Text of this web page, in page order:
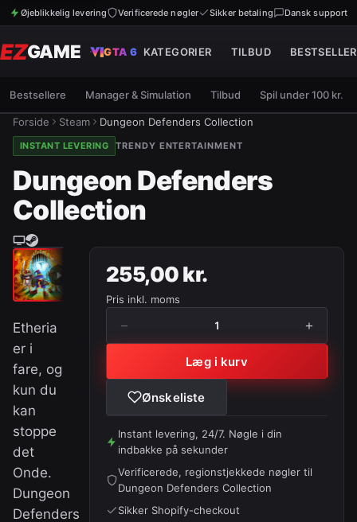
Øjeblikkelig levering Verificerede nøgler Sikker betaling Dansk support
EZGAME GTA 6 KATEGORIER TILBUD
Bestsellere Manager & Simulation Tilbud Spil under 100 kr.
Forside Steam Dungeon Defenders Collection
INSTANT LEVERING TRENDY ENTERTAINMENT
Dungeon Defenders
Collection
Etheria
er i
fare, og
kun du
kan
stoppe
det
Onde.
Dungeon
Defenders
255,00 kr.
Pris inkl. moms
− 1 +
Læg i kurv
Ønskeliste
Instant levering, 24/7. Nøgle i din
indbakke på sekunder
Verificerede, regionstjekkede nøgler til
Dungeon Defenders Collection
Sikker Shopify-checkout